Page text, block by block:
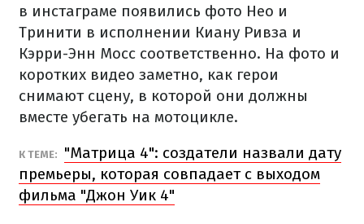
в инстаграме появились фото Нео и
Тринити в исполнении Киану Ривза и
Кэрри-Энн Мосс соответственно. На фото и
коротких видео заметно, как герои
снимают сцену, в которой они должны
вместе убегать на мотоцикле.
К ТЕМЕ:
"Матрица 4": создатели назвали дату
премьеры, которая совпадает с выходом
фильма "Джон Уик 4"